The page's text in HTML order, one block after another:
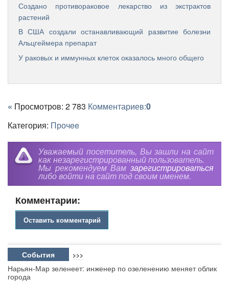
Создано противораковое лекарство из экстрактов
растений
В США создали останавливающий развитие болезни
Альцгеймера препарат
У раковых и иммунных клеток оказалось много общего
« Просмотров: 2 783 Комментариев:0
Категория: Прочee
Уважаемый посетитель, Вы зашли на сайт
как незарегистрированный пользователь.
Мы рекомендуем Вам зарегистрироваться
либо войти на сайт под своим именем.
Комментарии:
Оставить комментарий
События >>>
Нарьян-Мар зеленеет: инженер по озеленению меняет облик
города